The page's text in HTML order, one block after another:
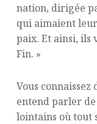
nation, dirigée
qui aimaient
paix. Et ainsi, ils
Fin. »
Vous connaissez
entend parler de
lointains où tout